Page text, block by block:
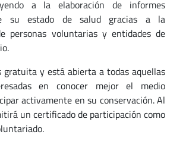
a la elaboración de informes
su estado de salud gracias a la
personas voluntarias y entidades de
gratuita y está abierta a todas aquellas
en conocer mejor el medio
activamente en su conservación. Al
un certificado de participación como